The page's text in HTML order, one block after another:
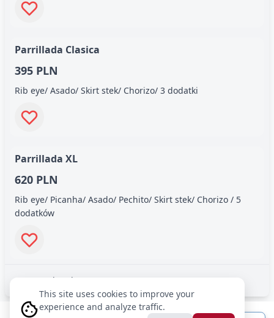
Parrillada Clasica
395 PLN
Rib eye/ Asado/ Skirt stek/ Chorizo/ 3 dodatki
Parrillada XL
620 PLN
Rib eye/ Picanha/ Asado/ Pechito/ Skirt stek/ Chorizo / 5
dodatków
Last updated: 14.05.2026
This site uses cookies to improve your
experience and analyze traffic.